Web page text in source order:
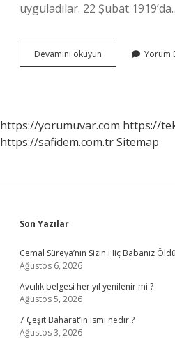
uyguladılar. 22 Şubat
Devamını okuyun Maraşta
Kiminle
Yorum
https://yorumuvar.com https://
https://safidem.com.trSitemap
Sidebar
Son Yazılar
Cemal Süreya’nın Sizin Hiç Babanız
Ağustos 6, 2026
Avcılık belgesi her yıl yenilenir mi ?
Ağustos 5, 2026
7 Çeşit Baharat’ın ismi nedir ?
Ağustos 3, 2026